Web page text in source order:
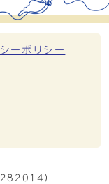
ーポリシー
）